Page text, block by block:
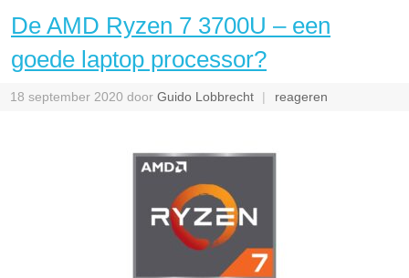
De AMD Ryzen 7 3700U – een
goede laptop processor?
18 september 2020 door Guido Lobbrecht reageren